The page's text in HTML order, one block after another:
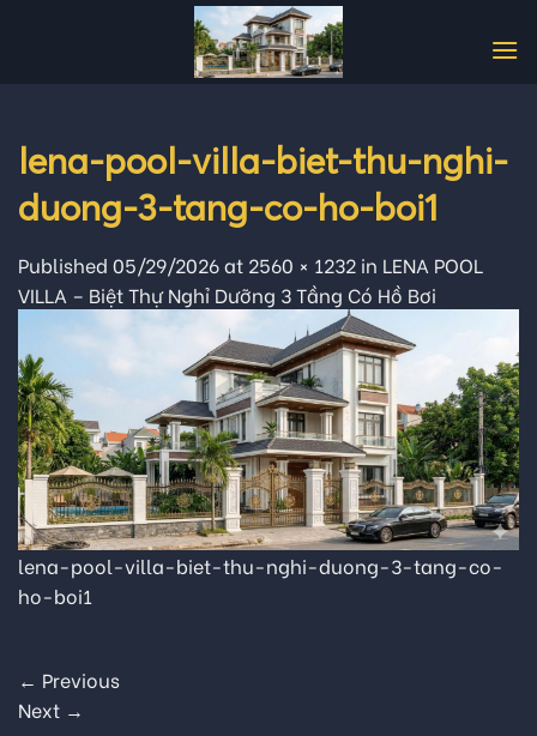
lena-pool-villa-biet-thu-nghi-
duong-3-tang-co-ho-boi1
Published 05/29/2026at 2560 × 1232 in LENA POOL
VILLA – Biệt Thự Nghỉ Dưỡng 3 Tầng Có Hồ Bơi
lena-pool-villa-biet-thu-nghi-duong-3-tang-co-
ho-boi1
← Previous
Next →